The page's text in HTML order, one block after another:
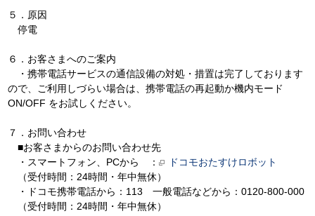
５．原因
停電
６．お客さまへのご案内
・携帯電話サービスの通信設備の対処・措置は完了しております
ので、ご利用しづらい場合は、携帯電話の再起動か機内モード
ON/OFF をお試しください。
７．お問い合わせ
■お客さまからのお問い合わせ先
・スマートフォン、PCから ：
ドコモおたすけロボット
（受付時間：24時間・年中無休）
・ドコモ携帯電話から：113 一般電話などから：0120-800-000
（受付時間：24時間・年中無休）